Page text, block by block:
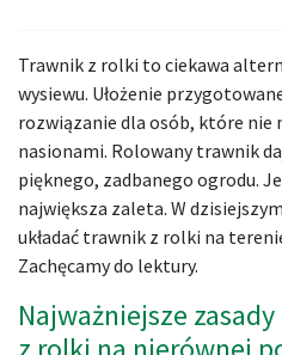
Trawnik z rolki to ciekawa
wysiewu. Ułożenie
rozwiązanie dla osób, które nie
nasionami. Rolowany trawnik
pięknego, zadbanego ogrodu.
największa zaleta. W
układać trawnik z rolki na
Zachęcamy do lektury.
Najważniejsze